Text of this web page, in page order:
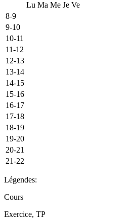
Lu Ma Me Je Ve
8-9
9-10
10-11
11-12
12-13
13-14
14-15
15-16
16-17
17-18
18-19
19-20
20-21
21-22
Légendes:
Cours
Exercice, TP